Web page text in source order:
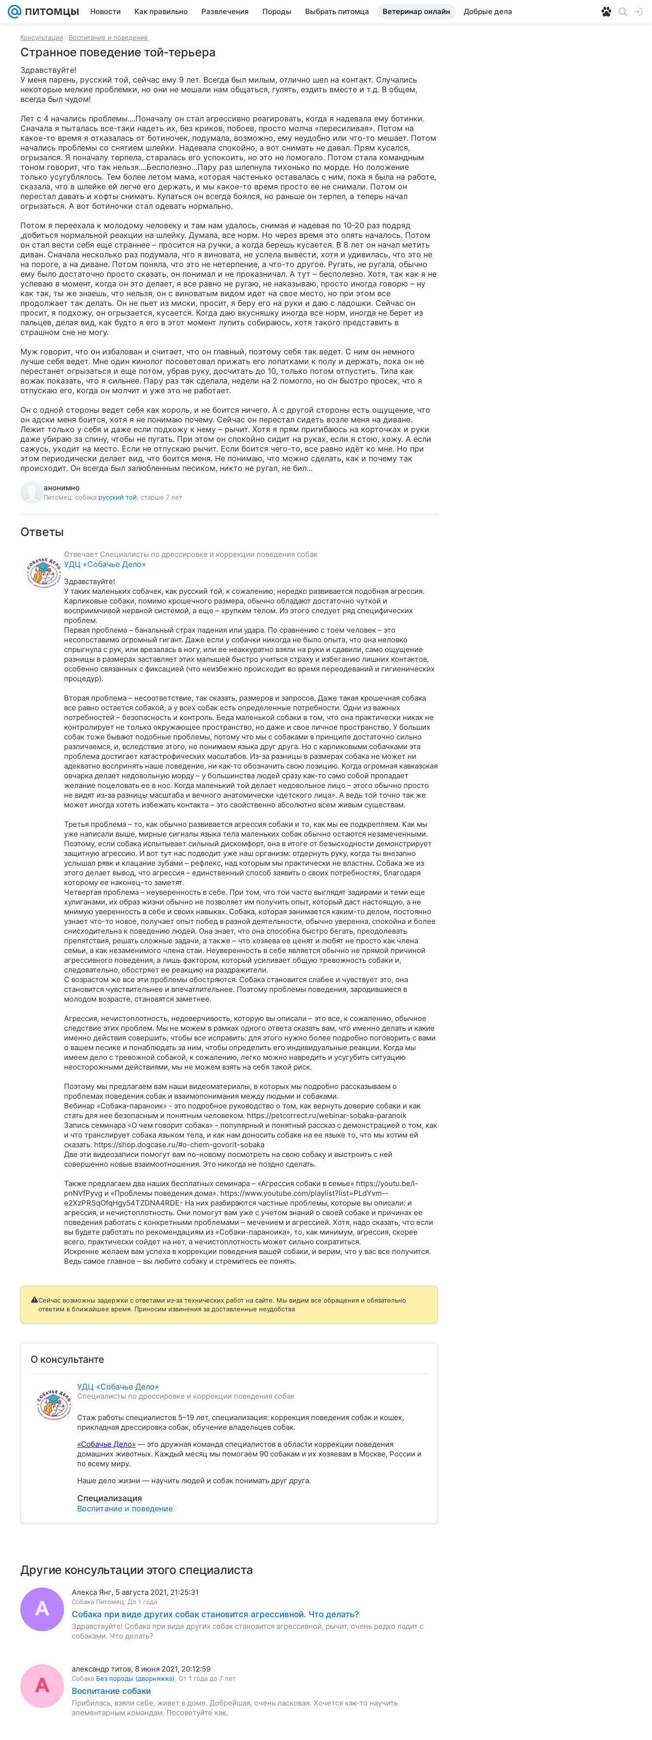
Новости Как правильно Развлечения Породы Выбрать питомца Ветеринар онлайн Добрые дела
Консультации Воспитание и поведение
Странное поведение той-терьера
Здравствуйте!
У меня парень, русский той, сейчас ему 9 лет. Всегда был милым, отлично шел на контакт. Случались
некоторые мелкие проблемки, но они не мешали нам общаться, гулять, ездить вместе и т.д. В общем,
всегда был чудом!
Лет с 4 начались проблемы....Поначалу он стал агрессивно реагировать, когда я надевала ему ботинки.
Сначала я пыталась все-таки надеть их, без криков, побоев, просто молча «пересиливая». Потом на
какое-то время я отказалась от ботиночек, подумала, возможно, ему неудобно или что-то мешает. Потом
начались проблемы со снятием шлейки. Надевала спокойно, а вот снимать не давал. Прям кусался,
огрызался. Я поначалу терпела, старалась его успокоить, но это не помогало. Потом стала командным
тоном говорит, что так нельзя....Бесполезно...Пару раз шлепнула тихонько по морде. Но положение
только усугублялось. Тем более летом мама, которая частенько оставалась с ним, пока я была на работе,
сказала, что в шлейке ей легче его держать, и мы какое-то время просто ее не снимали. Потом он
перестал давать и кофты снимать. Купаться он всегда боялся, но раньше он терпел, а теперь начал
огрызаться. А вот ботиночки стал одевать нормально.
Потом я переехала к молодому человеку и там нам удалось, снимая и надевая по 10-20 раз подряд
,добиться нормальной реакции на шлейку. Думала, все норм. Но через время это опять началось. Потом
он стал вести себя еще страннее – просится на ручки, а когда берешь кусается. В 8 лет он начал метить
диван. Сначала несколько раз подумала, что я виновата, не успела вывести, хотя и удивилась, что это не
на пороге, а на диване. Потом поняла, что это не нетерпение, а что-то другое. Ругать, не ругала, обычно
ему было достаточно просто сказать, он понимал и не проказничал. А тут – бесполезно. Хотя, так как я не
успеваю в момент, когда он это делает, я все равно не ругаю, не наказываю, просто иногда говорю – ну
как так, ты же знаешь, что нельзя, он с виноватым видом идет на свое место, но при этом все
продолжает так делать. Он не пьет из миски, просит, я беру его на руки и даю с ладошки. Сейчас он
просит, я подхожу, он огрызается, кусается. Когда даю вкусняшку иногда все норм, иногда не берет из
пальцев, делая вид, как будто я его в этот момент лупить собираюсь, хотя такого представить в
страшном сне не могу.
Муж говорит, что он избалован и считает, что он главный, поэтому себя так ведет. С ним он немного
лучше себя ведет. Мне один кинолог посоветовал прижать его лопатками к полу и держать, пока он не
перестанет огрызаться и еще потом, убрав руку, досчитать до 10, только потом отпустить. Типа как
вожак показать, что я сильнее. Пару раз так сделала, недели на 2 помогло, но он быстро просек, что я
отпускаю его, когда он молчит и уже это не работает.
Он с одной стороны ведет себя как король, и не боится ничего. А с другой стороны есть ощущение, что
он адски меня боится, хотя я не понимаю почему. Сейчас он перестал сидеть возле меня на диване.
Лежит только у себя и даже если подхожу к нему – рычит. Хотя я прям пригибаюсь на корточках и руки
даже убираю за спину, чтобы не пугать. При этом он спокойно сидит на руках, если я стою, хожу. А если
сажусь, уходит на место. Если не отпускаю рычит. Если боится чего-то, все равно идёт ко мне. Но при
этом периодически делает вид, что боится меня. Не понимаю, что можно сделать, как и почему так
происходит. Он всегда был залюбленным песиком, никто не ругал, не бил...
анонимно
Питомец: собака русский той , старше 7 лет
Ответы
Отвечает Специалисты по дрессировке и коррекции поведения собак
УДЦ «Собачье Дело»
Здравствуйте!
У таких маленьких собачек, как русский той, к сожалению, нередко развивается подобная агрессия.
Карликовые собаки, помимо крошечного размера, обычно обладают достаточно чуткой и
восприимчивой нервной системой, а еще – хрупким телом. Из этого следует ряд специфических
проблем.
Первая проблема – банальный страх падения или удара. По сравнению с тоем человек – это
несопоставимо огромный гигант. Даже если у собачки никогда не было опыта, что она неловко
спрыгнула с рук, или врезалась в ногу, или ее неаккуратно взяли на руки и сдавили, само ощущение
разницы в размерах заставляет этих малышей быстро учиться страху и избеганию лишних контактов,
особенно связанных с фиксацией (что неизбежно происходит во время переодеваний и гигиенических
процедур).
Вторая проблема – несоответствие, так сказать, размеров и запросов. Даже такая крошечная собака
все равно остается собакой, а у всех собак есть определенные потребности. Одни из важных
потребностей – безопасность и контроль. Беда маленькой собаки в том, что она практически никак не
контролирует не только окружающее пространство, но даже и свое личное пространство. У больших
собак тоже бывают подобные проблемы, потому что мы с собаками в принципе достаточно сильно
различаемся, и, вследствие этого, не понимаем языка друг друга. Но с карликовыми собачками эта
проблема достигает катастрофических масштабов. Из-за разницы в размерах собака не может ни
адекватно воспринять наше поведение, ни как-то обозначить свою позицию. Когда огромная кавказская
овчарка делает недовольную морду – у большинства людей сразу как-то само собой пропадает
желание поцеловать ее в нос. Когда маленький той делает недовольное лицо – этого обычно просто
не видят из-за разницы масштаба и вечного анатомически «детского лица». А ведь той точно так же
может иногда хотеть избежать контакта – это свойственно абсолютно всем живым существам.
Третья проблема – то, как обычно развивается агрессия собаки и то, как мы ее подкрепляем. Как мы
уже написали выше, мирные сигналы языка тела маленьких собак обычно остаются незамеченными.
Поэтому, если собака испытывает сильный дискомфорт, она в итоге от безысходности демонстрирует
защитную агрессию. И вот тут нас подводит уже наш организм: отдернуть руку, когда ты внезапно
услышал рявк и клацание зубами – рефлекс, над которым мы практически не властны. Собака же из
этого делает вывод, что агрессия – единственный способ заявить о своих потребностях, благодаря
которому ее наконец-то заметят.
Четвертая проблема – неуверенность в себе. При том, что тои часто выглядят задирами и теми еще
хулиганами, их образ жизни обычно не позволяет им получить опыт, который даст настоящую, а не
мнимую уверенность в себе и своих навыках. Собака, которая занимается каким-то делом, постоянно
узнает что-то новое, получает опыт побед в разной деятельности, обычно уверенна, спокойна и более
снисходительна к поведению людей. Она знает, что она способна быстро бегать, преодолевать
препятствия, решать сложные задачи, а также – что хозяева ее ценят и любят не просто как члена
семьи, а как незаменимого члена стаи. Неуверенность в себе является обычно не прямой причиной
агрессивного поведения, а лишь фактором, который усиливает общую тревожность собаки и,
следовательно, обостряет ее реакцию на раздражители.
С возрастом же все эти проблемы обостряются. Собака становится слабее и чувствует это, она
становится чувствительнее и впечатлительнее. Поэтому проблемы поведения, зародившиеся в
молодом возрасте, становятся заметнее.
Агрессия, нечистоплотность, недоверчивость, которую вы описали – это все, к сожалению, обычное
следствие этих проблем. Мы не можем в рамках одного ответа сказать вам, что именно делать и какие
именно действия совершить, чтобы все исправить: для этого нужно более подробно поговорить с вами
о вашем песике и понаблюдать за ним, чтобы определить его индивидуальные реакции. Когда мы
имеем дело с тревожной собакой, к сожалению, легко можно навредить и усугубить ситуацию
неосторожными действиями, мы не можем взять на себя такой риск.
Поэтому мы предлагаем вам наши видеоматериалы, в которых мы подробно рассказываем о
проблемах поведения собак и взаимопонимания между людьми и собаками.
Вебинар «Собака-параноик» - это подробное руководство о том, как вернуть доверие собаки и как
стать для нее безопасным и понятным человеком. https://petcorrect.ru/webinar-sobaka-paranoik
Запись семинара «О чем говорит собака» - популярный и понятный рассказ с демонстрацией о том, как
и что транслирует собака языком тела, и как нам доносить собаке на ее языке то, что мы хотим ей
сказать. https://shop.dogcase.ru/#o-chem-govorit-sobaka
Две эти видеозаписи помогут вам по-новому посмотреть на свою собаку и выстроить с ней
совершенно новые взаимоотношения. Это никогда не поздно сделать.
Также предлагаем два наших бесплатных семинара – «Агрессия собаки в семье» https://youtu.be/I-
pnNVfPyvg и «Проблемы поведения дома». https://www.youtube.com/playlist?list=PLdYvm--
e2XzPRSqOfqHgy54TZDNA4RDE- На них разбираются частные проблемы, которые вы описали: и
агрессия, и нечистоплотность. Они помогут вам уже с учетом знаний о своей собаке и причинах ее
поведения работать с конкретными проблемами – мечением и агрессией. Хотя, надо сказать, что если
вы будете работать по рекомендациям из «Собаки-параноика», то, как минимум, агрессия, скорее
всего, практически сойдет на нет, а нечистоплотность может сильно сократиться.
Искренне желаем вам успеха в коррекции поведения вашей собаки, и верим, что у вас все получится.
Ведь самое главное – вы любите собаку и стремитесь ее понять.
Сейчас возможны задержки с ответами из‑за технических работ на сайте. Мы видим все обращения и обязательно
ответим в ближайшее время. Приносим извинения за доставленные неудобства
О консультанте
УДЦ «Собачье Дело»
Специалисты по дрессировке и коррекции поведения собак
Стаж работы специалистов 5–19 лет, специализация: коррекция поведения собак и кошек,
прикладная дрессировка собак, обучение владельцев собак.
«Собачье Дело» — это дружная команда специалистов в области коррекции поведения
домашних животных. Каждый месяц мы помогаем 90 собакам и их хозяевам в Москве, России и
по всему миру.
Наше дело жизни — научить людей и собак понимать друг друга.
Специализация
Воспитание и поведение
Другие консультации этого специалиста
Алекса Янг, 5 августа 2021, 21:25:31
Собака Питомец До 1 года
Собака при виде других собак становится агрессивной. Что делать?
Здравствуйте! Собака при виде других собак становится агрессивной, рычит, очень редко ладит с
собаками. Что делать?
александр титов, 8 июня 2021, 20:12:59
Собака Без породы (дворняжка) От 1 года до 7 лет
Воспитание собаки
Прибилась, взяли себе, живет в доме. Добрейшая, очень ласковая. Хочется как-то научить
элементарным командам. Посоветуйте как.